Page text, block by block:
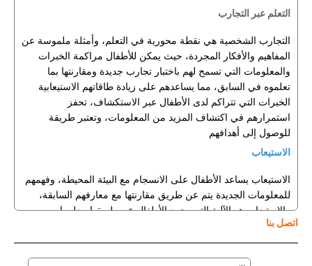
التعلم عبر التجارب
التجارب الشخصية هي نقطة محورية في التعلم، وأمثلة ملموسة عن
المفاهيم والأفكار المجردة، حيث يمكن للأطفال مراكمة الخبرات
والمعلومات التي تسمح لهم باختبار تجارب جديدة ومقارنتها بما
تعلموه في السابق، مما يساعدهم على زيادة طاقاتهم الاستيعابية
الخبرات التي تتراكم لدى الأطفال عبر الاستكشاف، تحفز
استمرارهم في اكتشاف المزيد من المعلومات، وتعتبر طريقة
للوصول إلى أهدافهم
الاستيعاب
الاستيعاب يساعد الأطفال على الانسجام مع البيئة المحيطة، وفهمهم
للمعلومات الجديدة يتم عن طريق مقارنتها مع معارفهم السابقة،
والاستيعاب هو الآلية التي يجمع الأطفال عن طريقها معلومات
جديدة، ويقومون بدمجها مع ما تعلموه في السابق
توسيع مدارك الطفل
اتصل بنا